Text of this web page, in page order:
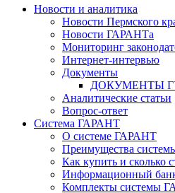
Новости и аналитика
Новости Пермского
Новости ГАРАНТа
Мониторинг
Интернет-интервью
Документы
ДОКУМЕНТЫ
Аналитические статьи
Вопрос-ответ
Система ГАРАНТ
О системе ГАРАНТ
Преимущества
Как купить и сколько
Информационный
Комплекты системы